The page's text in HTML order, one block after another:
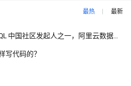
最热 最新
写代码的？